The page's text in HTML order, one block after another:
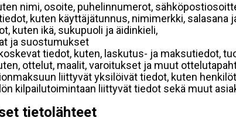
nimi, osoite, puhelinnumerot,
kuten käyttäjätunnus, nimimerkki, salasana
kuten ikä, sukupuoli ja äidinkieli,
ja suostumukset
tiedot, kuten, laskutus- ja maksutiedot,
ottelut, maalit, varoitukset ja muut
liittyvät yksilöivät tiedot, kuten
kilpailutoimintaan liittyvät tiedot sekä muut
tietolähteet